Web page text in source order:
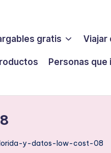
gratis Viajar
Personas que
y-datos-low-cost-08